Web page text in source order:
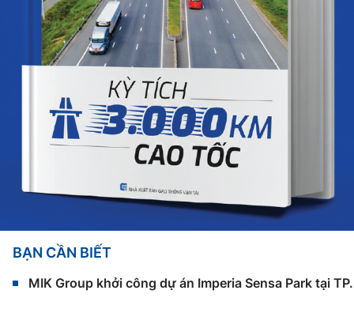
BẠN CẦN BIẾT
MIK Group khởi công dự án Imperia Sensa Park tại